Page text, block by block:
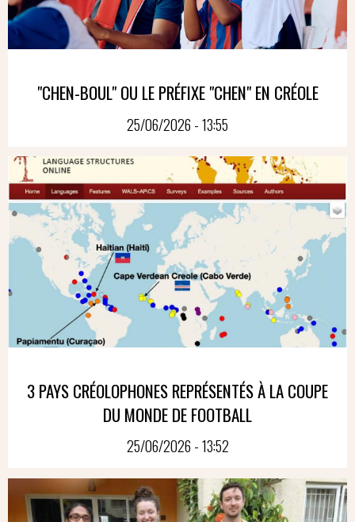
"CHEN-BOUL" OU LE PRÉFIXE "CHEN" EN CRÉOLE
25/06/2026 - 13:55
3 PAYS CRÉOLOPHONES REPRÉSENTÉS À LA COUPE
DU MONDE DE FOOTBALL
25/06/2026 - 13:52